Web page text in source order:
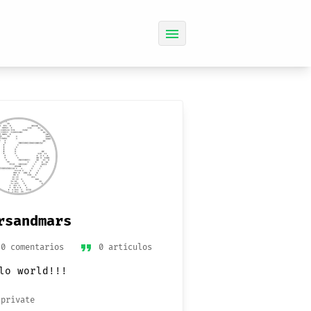
menu
0 comentarios format_quote 0 artículos
world!!!
private